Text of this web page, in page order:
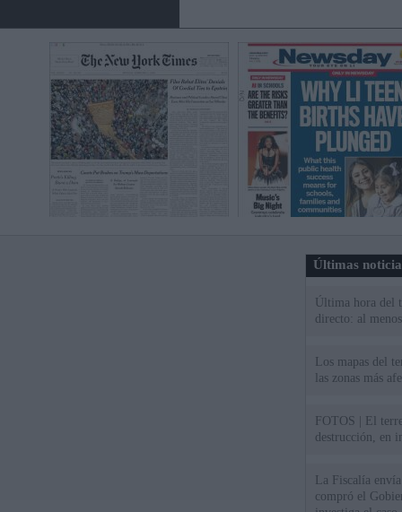
Últimas
Última hora del
directo: al
Los mapas del
las zonas más
FOTOS | El
destrucción, en
La Fiscalía
compró el